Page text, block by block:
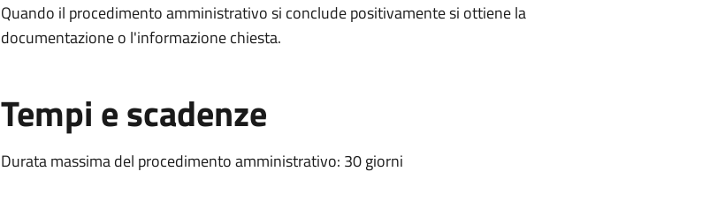
Quando il procedimento amministrativo si conclude positivamente si ottiene la
documentazione o l'informazione chiesta.
Tempi e scadenze
Durata massima del procedimento amministrativo: 30 giorni